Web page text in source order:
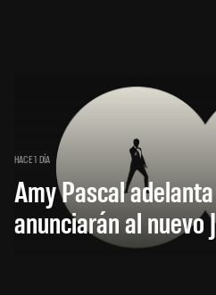
HACE 1 DÍA
Amy Pascal
anunciarán al nuevo